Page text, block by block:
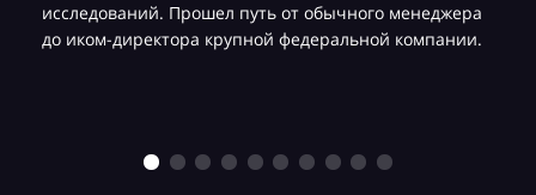
исследований. Прошел путь от обычного менеджера
до иком-директора крупной федеральной компании.